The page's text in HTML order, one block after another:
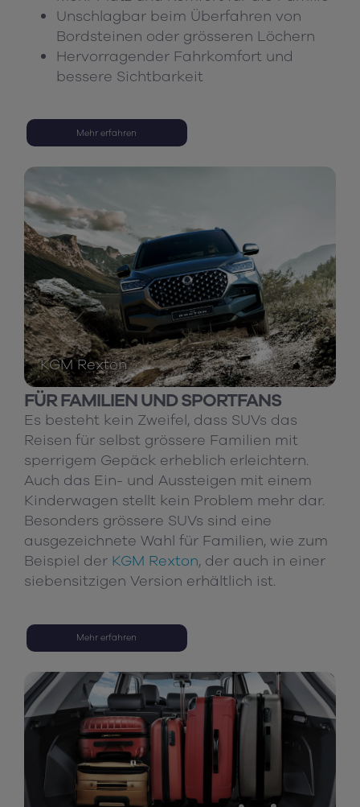
Unschlagbar beim Überfahren von
Bordsteinen oder grösseren Löchern
Hervorragender Fahrkomfort und
bessere Sichtbarkeit
Mehr erfahren
KGM Rexton
FÜR FAMILIEN UND SPORTFANS
Es besteht kein Zweifel, dass SUVs das
Reisen für selbst grössere Familien mit
sperrigem Gepäck erheblich erleichtern.
Auch das Ein- und Aussteigen mit einem
Kinderwagen stellt kein Problem mehr dar.
Besonders grössere SUVs sind eine
ausgezeichnete Wahl für Familien, wie zum
Beispiel der KGM Rexton, der auch in einer
siebensitzigen Version erhältlich ist.
Mehr erfahren